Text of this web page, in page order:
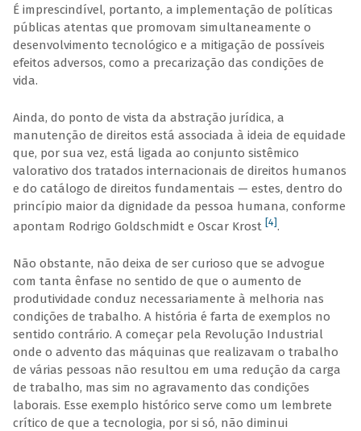
É imprescindível, portanto, a implementação de políticas
públicas atentas que promovam simultaneamente o
desenvolvimento tecnológico e a mitigação de possíveis
efeitos adversos, como a precarização das condições de
vida.
Ainda, do ponto de vista da abstração jurídica, a
manutenção de direitos está associada à ideia de equidade
que, por sua vez, está ligada ao conjunto sistêmico
valorativo dos tratados internacionais de direitos humanos
e do catálogo de direitos fundamentais — estes, dentro do
princípio maior da dignidade da pessoa humana, conforme
apontam Rodrigo Goldschmidt e Oscar Krost [4].
Não obstante, não deixa de ser curioso que se advogue
com tanta ênfase no sentido de que o aumento de
produtividade conduz necessariamente à melhoria nas
condições de trabalho. A história é farta de exemplos no
sentido contrário. A começar pela Revolução Industrial
onde o advento das máquinas que realizavam o trabalho
de várias pessoas não resultou em uma redução da carga
de trabalho, mas sim no agravamento das condições
laborais. Esse exemplo histórico serve como um lembrete
crítico de que a tecnologia, por si só, não diminui